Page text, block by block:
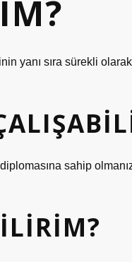
yanı sıra sürekli
sahip